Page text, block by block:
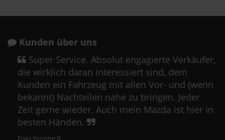
Kunden über uns
Super Service. Absolut engagierte Verkäufer,
die wirklich daran interessiert sind, dem
Kunden ein Fahrzeug mit allen Vor- und (wenn
bekannt) Nachteilen nahe zu bringen. Jeder
Zeit gerne wieder. Auch mein Mazda ist hier in
besten Händen.
Frau Yvonne R.